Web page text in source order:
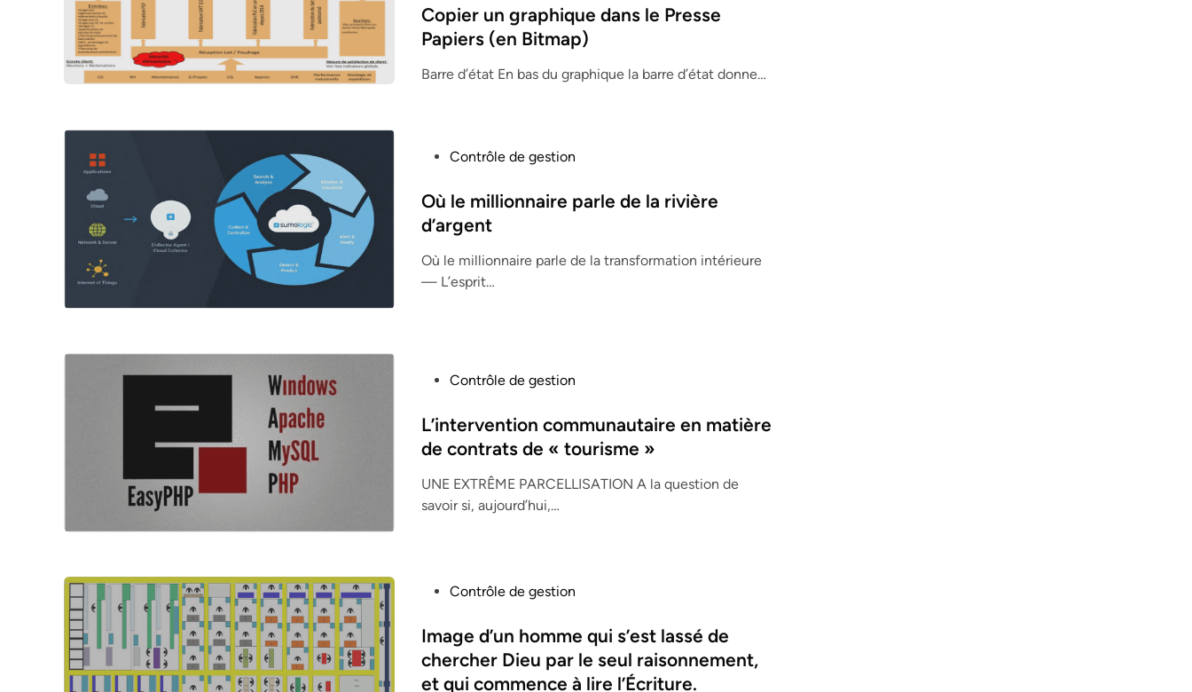
s
t
d
Copier un graphique dans le Presse
Papiers (en Bitmap)
Barre d’état En bas du graphique la barre d’état donne…
s
t
d
i
Contrôle de gestion
Où le millionnaire parle de la rivière
d’argent
Où le millionnaire parle de la transformation intérieure
— L’esprit…
s
t
d
i
Contrôle de gestion
L’intervention communautaire en matière
de contrats de « tourisme »
UNE EXTRÊME PARCELLISATION A la question de
savoir si, aujourd’hui,…
s
t
Contrôle de gestion
Image d’un homme qui s’est lassé de
chercher Dieu par le seul raisonnement,
et qui commence à lire l’Écriture.